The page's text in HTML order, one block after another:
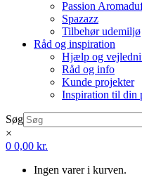
Passion
Spazazz
Tilbehør udemiljø
Råd og inspiration
Hjælp og
Råd og info
Kunde projekter
Inspiration til din
Søg
×
0 0,00 kr.
Ingen varer i kurven.